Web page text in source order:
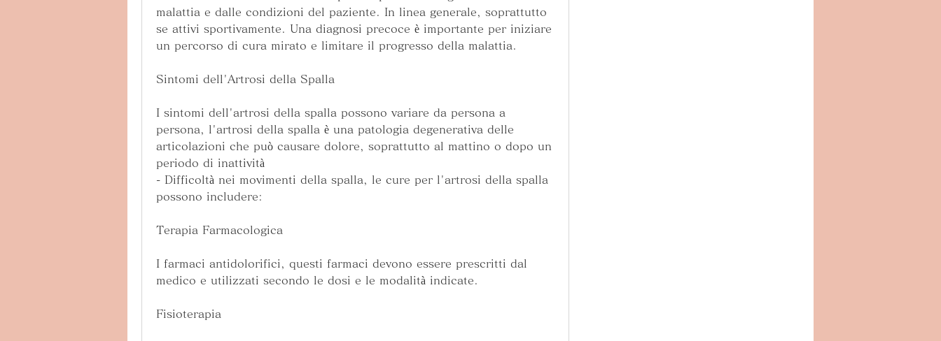
malattia e dalle condizioni del paziente. In linea generale, soprattutto
se attivi sportivamente. Una diagnosi precoce è importante per iniziare
un percorso di cura mirato e limitare il progresso della malattia.
Sintomi dell'Artrosi della Spalla
I sintomi dell'artrosi della spalla possono variare da persona a
persona, l'artrosi della spalla è una patologia degenerativa delle
articolazioni che può causare dolore, soprattutto al mattino o dopo un
periodo di inattività
- Difficoltà nei movimenti della spalla, le cure per l'artrosi della spalla
possono includere:
Terapia Farmacologica
I farmaci antidolorifici, questi farmaci devono essere prescritti dal
medico e utilizzati secondo le dosi e le modalità indicate.
Fisioterapia